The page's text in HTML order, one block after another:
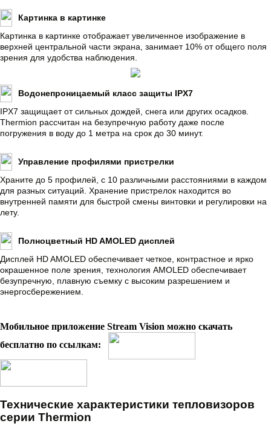
Картинка в картинке
Картинка в картинке отображает увеличенное изображение в
верхней центральной части экрана, занимает 10% от общего поля
зрения для удобства наблюдения.
Водонепроницаемый класс защиты IPX7
IPX7 защищает от сильных дождей, снега или других осадков.
Thermion рассчитан на безупречную работу даже после
погружения в воду до 1 метра на срок до 30 минут.
Управление профилями пристрелки
Храните до 5 профилей, с 10 различными расстояниями в каждом
для разных ситуаций. Хранение пристрелок находится во
внутренней памяти для быстрой смены винтовки и регулировки на
лету.
Полноцветный HD AMOLED дисплей
Дисплей HD AMOLED обеспечивает четкое, контрастное и ярко
окрашенное поле зрения, технология AMOLED обеспечивает
безупречную, плавную съемку с высоким разрешением и
энергосбережением.
Мобильное приложение Stream Vision можно скачать
бесплатно по ссылкам:
Технические характеристики тепловизоров
серии Thermion